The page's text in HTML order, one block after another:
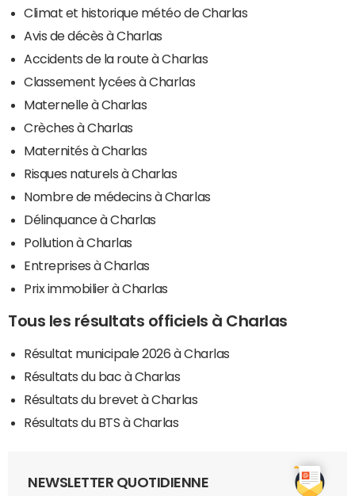
Climat et historique météo de Charlas
Avis de décès à Charlas
Accidents de la route à Charlas
Classement lycées à Charlas
Maternelle à Charlas
Crèches à Charlas
Maternités à Charlas
Risques naturels à Charlas
Nombre de médecins à Charlas
Délinquance à Charlas
Pollution à Charlas
Entreprises à Charlas
Prix immobilier à Charlas
Tous les résultats officiels à Charlas
Résultat municipale 2026 à Charlas
Résultats du bac à Charlas
Résultats du brevet à Charlas
Résultats du BTS à Charlas
NEWSLETTER QUOTIDIENNE